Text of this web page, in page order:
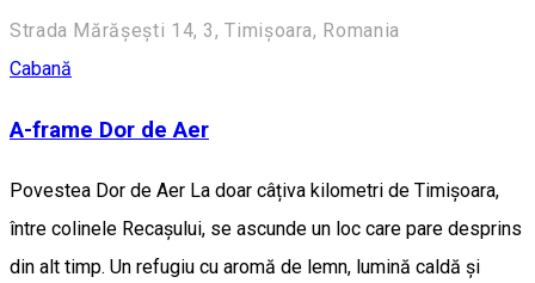
Strada Mărășești 14, 3, Timișoara, Romania
Cabană
A-frame Dor de Aer
Povestea Dor de Aer La doar câțiva kilometri de Timișoara,
între colinele Recașului, se ascunde un loc care pare desprins
din alt timp. Un refugiu cu aromă de lemn, lumină caldă și